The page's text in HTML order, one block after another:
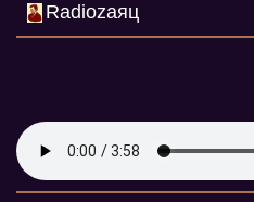
Radiozаяц